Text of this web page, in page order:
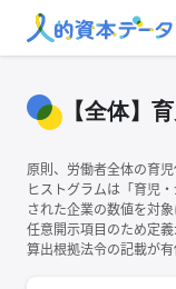
【全体】
原則、労働者全体の育
ヒストグラムは「育児
された企業の数値を対象
任意開示項目のため定義
算出根拠法令の記載が